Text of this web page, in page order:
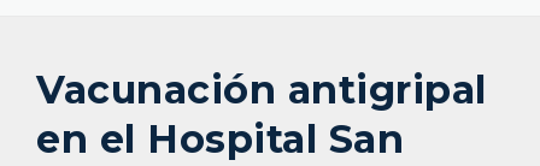
Vacunación antigripal
en el Hospital San